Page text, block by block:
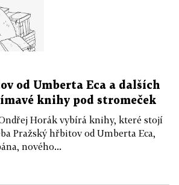
od Umberta Eca a dalších
knihy pod stromeček
Horák vybírá knihy, které stojí
Pražský hřbitov od Umberta Eca,
nového...